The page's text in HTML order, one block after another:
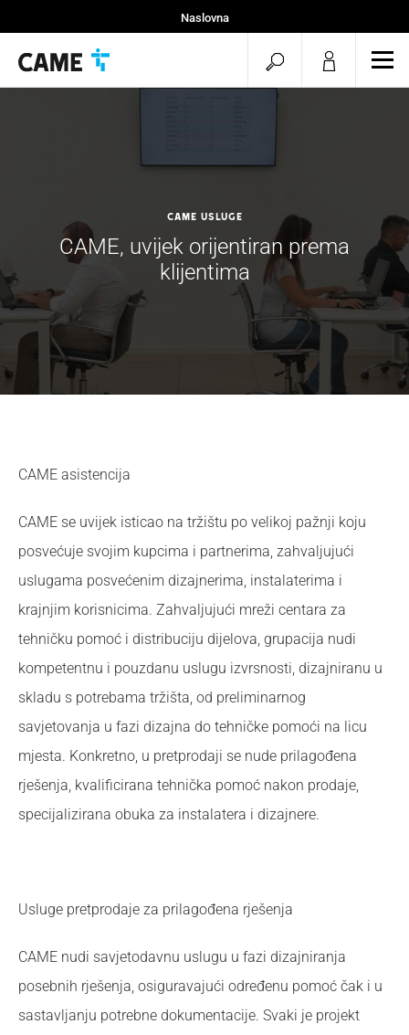
Naslovna
CAME USLUGE
CAME, uvijek orijentiran prema
klijentima
CAME asistencija
CAME se uvijek isticao na tržištu po velikoj pažnji koju
posvećuje svojim kupcima i partnerima, zahvaljujući
uslugama posvećenim dizajnerima, instalaterima i
krajnjim korisnicima. Zahvaljujući mreži centara za
tehničku pomoć i distribuciju dijelova, grupacija nudi
kompetentnu i pouzdanu uslugu izvrsnosti, dizajniranu u
skladu s potrebama tržišta, od preliminarnog
savjetovanja u fazi dizajna do tehničke pomoći na licu
mjesta. Konkretno, u pretprodaji se nude prilagođena
rješenja, kvalificirana tehnička pomoć nakon prodaje,
specijalizirana obuka za instalatera i dizajnere.
Usluge pretprodaje za prilagođena rješenja
CAME nudi savjetodavnu uslugu u fazi dizajniranja
posebnih rješenja, osiguravajući određenu pomoć čak i u
sastavljanju potrebne dokumentacije. Svaki je projekt